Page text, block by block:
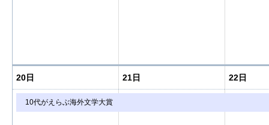
20日 21日 22日
10代がえらぶ海外文学大賞